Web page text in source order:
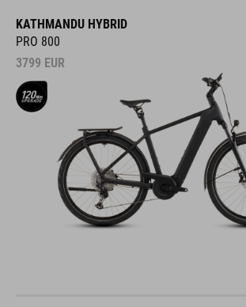
KATHMANDU HYBRID
PRO 800
3799 EUR